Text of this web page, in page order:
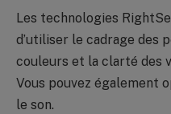
Les technologies
d’utiliser le cadrage des
couleurs et la clarté des
Vous pouvez également
le son.